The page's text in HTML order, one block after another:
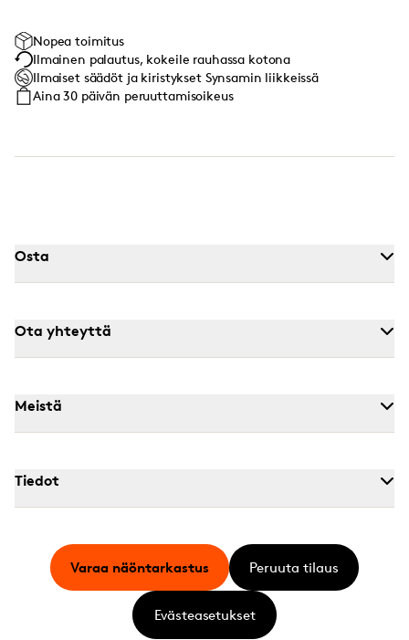
Nopea toimitus
Ilmainen palautus, kokeile rauhassa kotona
Ilmaiset säädöt ja kiristykset Synsamin liikkeissä
Aina 30 päivän peruuttamisoikeus
Osta
Ota yhteyttä
Meistä
Tiedot
Varaa näöntarkastus Peruuta tilaus
Evästeasetukset